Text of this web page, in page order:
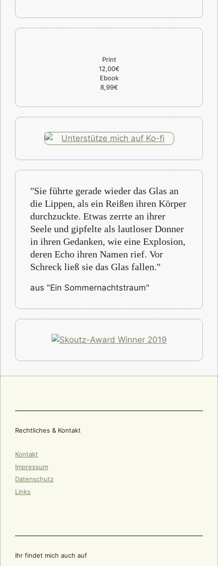
Print
12,00€
Ebook
8,99€
"Sie führte gerade wieder das Glas an
die Lippen, als ein Reißen ihren Körper
durchzuckte. Etwas zerrte an ihrer
Seele und gipfelte als lautloser Donner
in ihren Gedanken, wie eine Explosion,
deren Echo ihren Namen rief. Vor
Schreck ließ sie das Glas fallen."
aus "Ein Sommernachtstraum"
Rechtliches & Kontakt
Kontakt
Impressum
Datenschutz
Links
Ihr findet mich auch auf